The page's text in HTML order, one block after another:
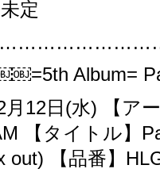
定
Album=
月12日(水) 【ア
【タイトル】​
out) 【品番】​